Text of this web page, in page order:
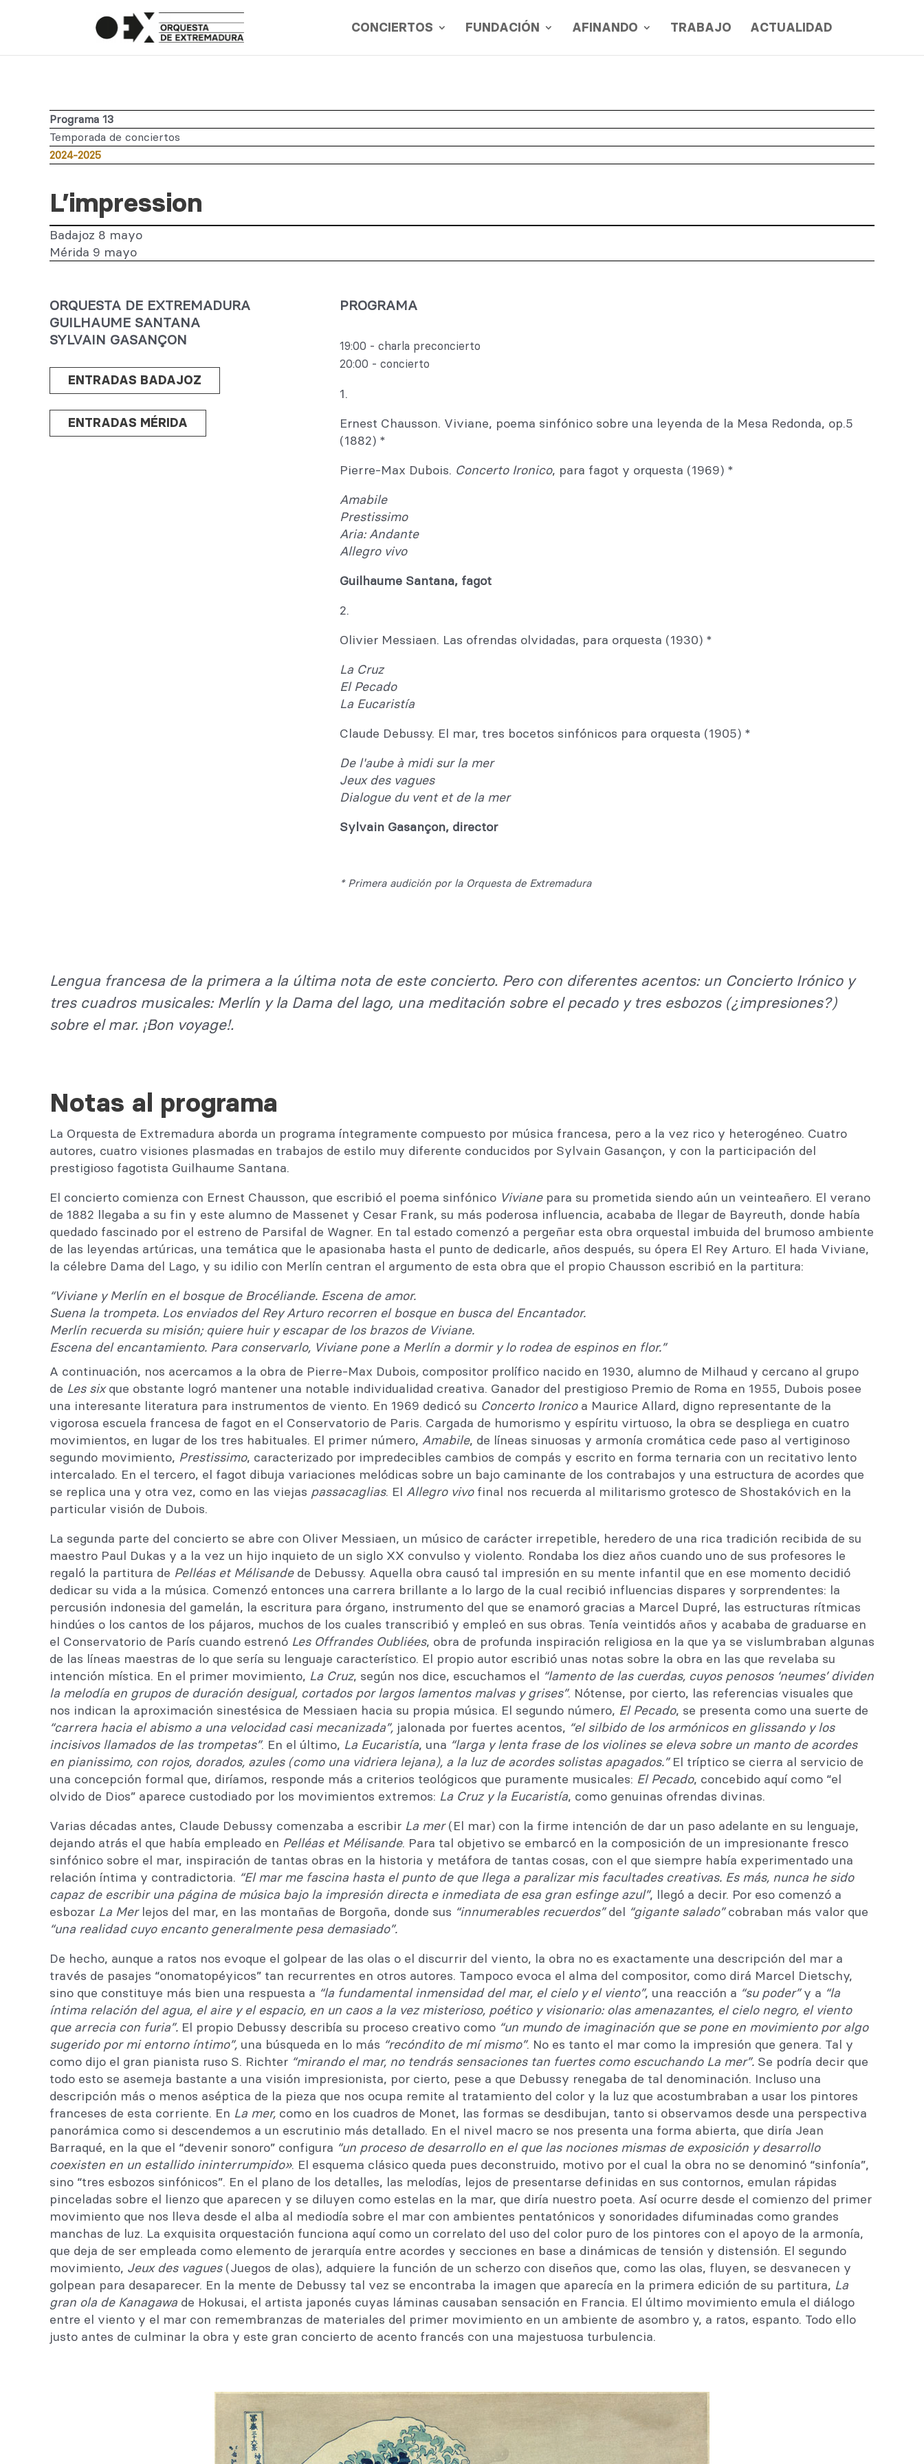
CONCIERTOS FUNDACIÓN AFINANDO TRABAJO ACTUALIDAD
Programa 13
Temporada de conciertos
2024-2025
L’impression
Badajoz 8 mayo
Mérida 9 mayo
ORQUESTA DE EXTREMADURA
GUILHAUME SANTANA
SYLVAIN GASANÇON
ENTRADAS BADAJOZ
ENTRADAS MÉRIDA
PROGRAMA
19:00 - charla preconcierto
20:00 - concierto
1.
Ernest Chausson. Viviane, poema sinfónico sobre una leyenda de la Mesa Redonda, op.5
(1882) *
Pierre-Max Dubois. Concerto Ironico, para fagot y orquesta (1969) *
Amabile
Prestissimo
Aria: Andante
Allegro vivo
Guilhaume Santana, fagot
2.
Olivier Messiaen. Las ofrendas olvidadas, para orquesta (1930) *
La Cruz
El Pecado
La Eucaristía
Claude Debussy. El mar, tres bocetos sinfónicos para orquesta (1905) *
De l'aube à midi sur la mer
Jeux des vagues
Dialogue du vent et de la mer
Sylvain Gasançon, director
* Primera audición por la Orquesta de Extremadura
Lengua francesa de la primera a la última nota de este concierto. Pero con diferentes acentos: un Concierto Irónico y
tres cuadros musicales: Merlín y la Dama del lago, una meditación sobre el pecado y tres esbozos (¿impresiones?)
sobre el mar. ¡Bon voyage!.
Notas al programa
La Orquesta de Extremadura aborda un programa íntegramente compuesto por música francesa, pero a la vez rico y heterogéneo. Cuatro
autores, cuatro visiones plasmadas en trabajos de estilo muy diferente conducidos por Sylvain Gasançon, y con la participación del
prestigioso fagotista Guilhaume Santana.
El concierto comienza con Ernest Chausson, que escribió el poema sinfónico Viviane para su prometida siendo aún un veinteañero. El verano
de 1882 llegaba a su fin y este alumno de Massenet y Cesar Frank, su más poderosa influencia, acababa de llegar de Bayreuth, donde había
quedado fascinado por el estreno de Parsifal de Wagner. En tal estado comenzó a pergeñar esta obra orquestal imbuida del brumoso ambiente
de las leyendas artúricas, una temática que le apasionaba hasta el punto de dedicarle, años después, su ópera El Rey Arturo. El hada Viviane,
la célebre Dama del Lago, y su idilio con Merlín centran el argumento de esta obra que el propio Chausson escribió en la partitura:
“Viviane y Merlín en el bosque de Brocéliande. Escena de amor.
Suena la trompeta. Los enviados del Rey Arturo recorren el bosque en busca del Encantador.
Merlín recuerda su misión; quiere huir y escapar de los brazos de Viviane.
Escena del encantamiento. Para conservarlo, Viviane pone a Merlín a dormir y lo rodea de espinos en flor.”
A continuación, nos acercamos a la obra de Pierre-Max Dubois, compositor prolífico nacido en 1930, alumno de Milhaud y cercano al grupo
de Les sixque obstante logró mantener una notable individualidad creativa. Ganador del prestigioso Premio de Roma en 1955, Dubois posee
una interesante literatura para instrumentos de viento. En 1969 dedicó su Concerto Ironicoa Maurice Allard, digno representante de la
vigorosa escuela francesa de fagot en el Conservatorio de Paris. Cargada de humorismo y espíritu virtuoso, la obra se despliega en cuatro
movimientos, en lugar de los tres habituales. El primer número, Amabile, de líneas sinuosas y armonía cromática cede paso al vertiginoso
segundo movimiento, Prestissimo, caracterizado por impredecibles cambios de compás y escrito en forma ternaria con un recitativo lento
intercalado. En el tercero, el fagot dibuja variaciones melódicas sobre un bajo caminante de los contrabajos y una estructura de acordes que
se replica una y otra vez, como en las viejas passacaglias. El Allegro vivofinal nos recuerda al militarismo grotesco de Shostakóvich en la
particular visión de Dubois.
La segunda parte del concierto se abre con Oliver Messiaen, un músico de carácter irrepetible, heredero de una rica tradición recibida de su
maestro Paul Dukas y a la vez un hijo inquieto de un siglo XX convulso y violento. Rondaba los diez años cuando uno de sus profesores le
regaló la partitura de Pelléas et Mélisandede Debussy. Aquella obra causó tal impresión en su mente infantil que en ese momento decidió
dedicar su vida a la música. Comenzó entonces una carrera brillante a lo largo de la cual recibió influencias dispares y sorprendentes: la
percusión indonesia del gamelán, la escritura para órgano, instrumento del que se enamoró gracias a Marcel Dupré, las estructuras rítmicas
hindúes o los cantos de los pájaros, muchos de los cuales transcribió y empleó en sus obras. Tenía veintidós años y acababa de graduarse en
el Conservatorio de París cuando estrenó Les Offrandes Oubliées, obra de profunda inspiración religiosa en la que ya se vislumbraban algunas
de las líneas maestras de lo que sería su lenguaje característico. El propio autor escribió unas notas sobre la obra en las que revelaba su
intención mística. En el primer movimiento, La Cruz, según nos dice, escuchamos el “lamento de las cuerdas, cuyos penosos ‘neumes’ dividen
la melodía en grupos de duración desigual, cortados por largos lamentos malvas y grises”. Nótense, por cierto, las referencias visuales que
nos indican la aproximación sinestésica de Messiaen hacia su propia música. El segundo número, El Pecado, se presenta como una suerte de
“carrera hacia el abismo a una velocidad casi mecanizada”, jalonada por fuertes acentos, “el silbido de los armónicos en glissando y los
incisivos llamados de las trompetas”. En el último, La Eucaristía, una “larga y lenta frase de los violines se eleva sobre un manto de acordes
en pianissimo, con rojos, dorados, azules (como una vidriera lejana), a la luz de acordes solistas apagados.”El tríptico se cierra al servicio de
una concepción formal que, diríamos, responde más a criterios teológicos que puramente musicales: El Pecado, concebido aquí como “el
olvido de Dios” aparece custodiado por los movimientos extremos: La Cruz y la Eucaristía, como genuinas ofrendas divinas.
Varias décadas antes, Claude Debussy comenzaba a escribir La mer(El mar) con la firme intención de dar un paso adelante en su lenguaje,
dejando atrás el que había empleado en Pelléas et Mélisande. Para tal objetivo se embarcó en la composición de un impresionante fresco
sinfónico sobre el mar, inspiración de tantas obras en la historia y metáfora de tantas cosas, con el que siempre había experimentado una
relación íntima y contradictoria. “El mar me fascina hasta el punto de que llega a paralizar mis facultades creativas. Es más, nunca he sido
capaz de escribir una página de música bajo la impresión directa e inmediata de esa gran esfinge azul”, llegó a decir. Por eso comenzó a
esbozar La Merlejos del mar, en las montañas de Borgoña, donde sus “innumerables recuerdos”del “gigante salado”cobraban más valor que
“una realidad cuyo encanto generalmente pesa demasiado”.
De hecho, aunque a ratos nos evoque el golpear de las olas o el discurrir del viento, la obra no es exactamente una descripción del mar a
través de pasajes “onomatopéyicos” tan recurrentes en otros autores. Tampoco evoca el alma del compositor, como dirá Marcel Dietschy,
sino que constituye más bien una respuesta a “la fundamental inmensidad del mar, el cielo y el viento”, una reacción a “su poder”y a “la
íntima relación del agua, el aire y el espacio, en un caos a la vez misterioso, poético y visionario: olas amenazantes, el cielo negro, el viento
que arrecia con furia”. El propio Debussy describía su proceso creativo como “un mundo de imaginación que se pone en movimiento por algo
sugerido por mi entorno íntimo”, una búsqueda en lo más “recóndito de mí mismo”. No es tanto el mar como la impresión que genera. Tal y
como dijo el gran pianista ruso S. Richter “mirando el mar, no tendrás sensaciones tan fuertes como escuchando La mer”. Se podría decir que
todo esto se asemeja bastante a una visión impresionista, por cierto, pese a que Debussy renegaba de tal denominación. Incluso una
descripción más o menos aséptica de la pieza que nos ocupa remite al tratamiento del color y la luz que acostumbraban a usar los pintores
franceses de esta corriente. En La mer, como en los cuadros de Monet, las formas se desdibujan, tanto si observamos desde una perspectiva
panorámica como si descendemos a un escrutinio más detallado. En el nivel macro se nos presenta una forma abierta, que diría Jean
Barraqué, en la que el “devenir sonoro” configura “un proceso de desarrollo en el que las nociones mismas de exposición y desarrollo
coexisten en un estallido ininterrumpido». El esquema clásico queda pues deconstruido, motivo por el cual la obra no se denominó “sinfonía”,
sino “tres esbozos sinfónicos”. En el plano de los detalles, las melodías, lejos de presentarse definidas en sus contornos, emulan rápidas
pinceladas sobre el lienzo que aparecen y se diluyen como estelas en la mar, que diría nuestro poeta. Así ocurre desde el comienzo del primer
movimiento que nos lleva desde el alba al mediodía sobre el mar con ambientes pentatónicos y sonoridades difuminadas como grandes
manchas de luz. La exquisita orquestación funciona aquí como un correlato del uso del color puro de los pintores con el apoyo de la armonía,
que deja de ser empleada como elemento de jerarquía entre acordes y secciones en base a dinámicas de tensión y distensión. El segundo
movimiento, Jeux des vagues(Juegos de olas), adquiere la función de un scherzo con diseños que, como las olas, fluyen, se desvanecen y
golpean para desaparecer. En la mente de Debussy tal vez se encontraba la imagen que aparecía en la primera edición de su partitura, La
gran ola de Kanagawa de Hokusai, el artista japonés cuyas láminas causaban sensación en Francia. El último movimiento emula el diálogo
entre el viento y el mar con remembranzas de materiales del primer movimiento en un ambiente de asombro y, a ratos, espanto. Todo ello
justo antes de culminar la obra y este gran concierto de acento francés con una majestuosa turbulencia.